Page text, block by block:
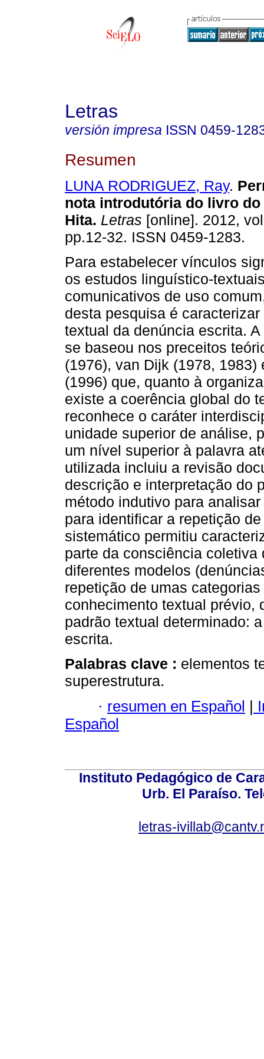
Letras
versión impresa ISSN 0459-
Resumen
LUNA RODRIGUEZ, Ray.
nota introdutória do livro
Hita. Letras [online]. 2012,
pp.12-32. ISSN 0459-1283.
Para estabelecer vínculos
os estudos linguístico-
comunicativos de uso
desta pesquisa é
textual da denúncia escrita.
se baseou nos preceitos
(1976), van Dijk (1978, 1983)
(1996) que, quanto à
existe a coerência global do
reconhece o caráter
unidade superior de análise,
um nível superior à palavra
utilizada incluiu a revisão
descrição e interpretação do
método indutivo para
para identificar a repetição
sistemático permitiu
parte da consciência
diferentes modelos
repetição de umas
conhecimento textual prévio,
padrão textual determinado:
escrita.
Palabras clave : elementos
superestrutura.
· resumen en Español |
Español
Instituto Pedagógico de
Urb. El Paraíso.
letras-